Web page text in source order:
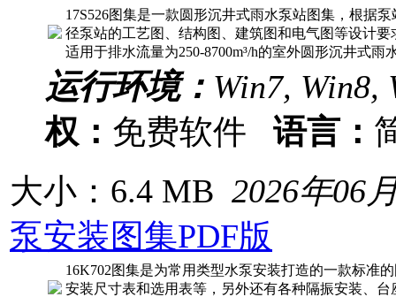
17S526图集是一款圆形沉井式雨水泵站图集，根据
径泵站的工艺图、结构图、建筑图和电气图等设计
适用于排水流量为250-8700m³/h的室外圆形沉井式雨
运行环境： Win7, Win8,
权： 免费软件 语言：
大小：6.4 MB 2026年06
泵安装图集PDF版
16K702图集是为常用类型水泵安装打造的一款标准
安装尺寸表和选用表等，另外还有各种隔振安装、